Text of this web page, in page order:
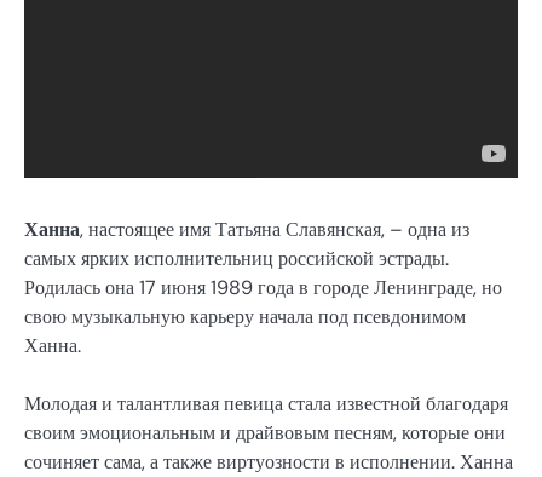
Ханна, настоящее имя Татьяна Славянская, – одна из
самых ярких исполнительниц российской эстрады.
Родилась она 17 июня 1989 года в городе Ленинграде, но
свою музыкальную карьеру начала под псевдонимом
Ханна.
Молодая и талантливая певица стала известной благодаря
своим эмоциональным и драйвовым песням, которые они
сочиняет сама, а также виртуозности в исполнении. Ханна